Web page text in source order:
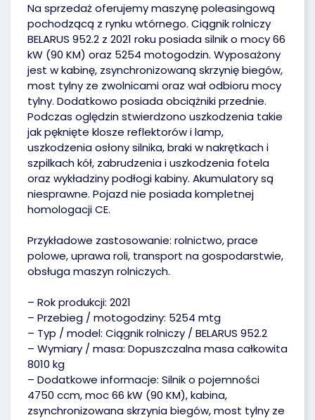
Na sprzedaż oferujemy maszynę poleasingową
pochodzącą z rynku wtórnego. Ciągnik rolniczy
BELARUS 952.2 z 2021 roku posiada silnik o mocy 66
kW (90 KM) oraz 5254 motogodzin. Wyposażony
jest w kabinę, zsynchronizowaną skrzynię biegów,
most tylny ze zwolnicami oraz wał odbioru mocy
tylny. Dodatkowo posiada obciążniki przednie.
Podczas oględzin stwierdzono uszkodzenia takie
jak pęknięte klosze reflektorów i lamp,
uszkodzenia osłony silnika, braki w nakrętkach i
szpilkach kół, zabrudzenia i uszkodzenia fotela
oraz wykładziny podłogi kabiny. Akumulatory są
niesprawne. Pojazd nie posiada kompletnej
homologacji CE.
Przykładowe zastosowanie: rolnictwo, prace
polowe, uprawa roli, transport na gospodarstwie,
obsługa maszyn rolniczych.
– Rok produkcji: 2021
– Przebieg / motogodziny: 5254 mtg
– Typ / model: Ciągnik rolniczy / BELARUS 952.2
– Wymiary / masa: Dopuszczalna masa całkowita
8010 kg
– Dodatkowe informacje: Silnik o pojemności
4750 ccm, moc 66 kW (90 KM), kabina,
zsynchronizowana skrzynia biegów, most tylny ze